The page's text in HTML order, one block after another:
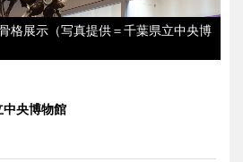
格展示（写真提供＝千葉県立中央博
中央博物館